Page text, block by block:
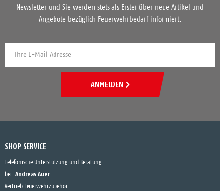
Newsletter und Sie werden stets als Erster über neue Artikel und
Angebote bezüglich Feuerwehrbedarf informiert.
ANMELDEN
SHOP SERVICE
Telefonische Unterstützung und Beratung
bei: Andreas Auer
Vertrieb Feuerwehrzubehör